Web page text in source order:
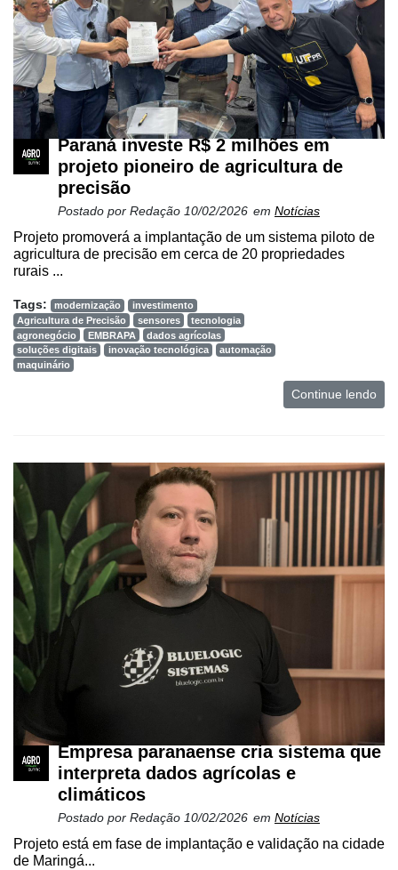
Paraná investe R$ 2 milhões em
projeto pioneiro de agricultura de
precisão
Postado por Redação 10/02/2026 em Notícias
Projeto promoverá a implantação de um sistema piloto de
agricultura de precisão em cerca de 20 propriedades
rurais ...
Tags: modernização
investimento
Agricultura de Precisão
sensores
tecnologia
agronegócio
EMBRAPA
dados agrícolas
soluções digitais
inovação tecnológica
automação
maquinário
Continue lendo
Empresa paranaense cria sistema que
interpreta dados agrícolas e
climáticos
Postado por Redação 10/02/2026 em Notícias
Projeto está em fase de implantação e validação na cidade
de Maringá...